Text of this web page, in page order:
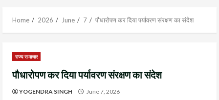
Home 2026 June 7 पौधारोपण कर दिया पर्यावरण संरक्षण का संदेश
राज्य समाचार
पौधारोपण कर दिया पर्यावरण संरक्षण का संदेश
YOGENDRA SINGH June 7, 2026